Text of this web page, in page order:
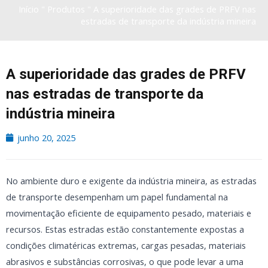
A superioridade das grades de PRFV
nas estradas de transporte da
indústria mineira
junho 20, 2025
No ambiente duro e exigente da indústria mineira, as estradas
de transporte desempenham um papel fundamental na
movimentação eficiente de equipamento pesado, materiais e
recursos. Estas estradas estão constantemente expostas a
condições climatéricas extremas, cargas pesadas, materiais
abrasivos e substâncias corrosivas, o que pode levar a uma